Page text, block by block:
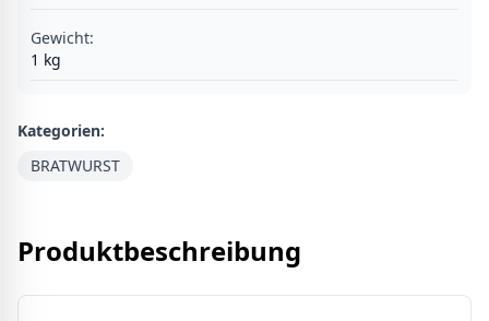
Gewicht:
1 kg
Kategorien:
BRATWURST
Produktbeschreibung